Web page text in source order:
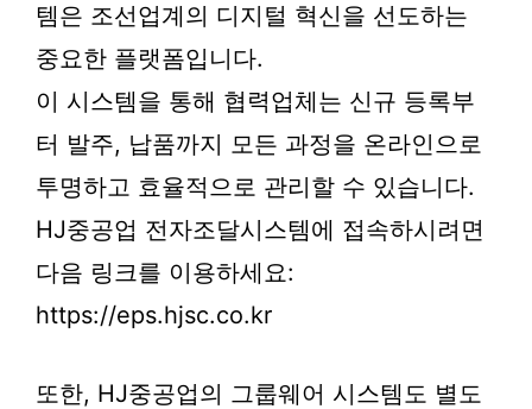
템은 조선업계의 디지털 혁신을 선도하는
중요한 플랫폼입니다.
이 시스템을 통해 협력업체는 신규 등록부
터 발주, 납품까지 모든 과정을 온라인으로
투명하고 효율적으로 관리할 수 있습니다.
HJ중공업 전자조달시스템에 접속하시려면
다음 링크를 이용하세요:
https://eps.hjsc.co.kr
또한, HJ중공업의 그룹웨어 시스템도 별도